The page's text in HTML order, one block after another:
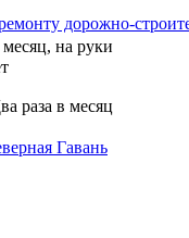
дорожно-
месяц, на руки
раза в месяц
Гавань